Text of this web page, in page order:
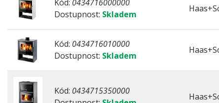
Kód: 0434716000000
Dostupnost: Skladem
Kód: 0434716010000
Dostupnost: Skladem
Kód: 0434715350000